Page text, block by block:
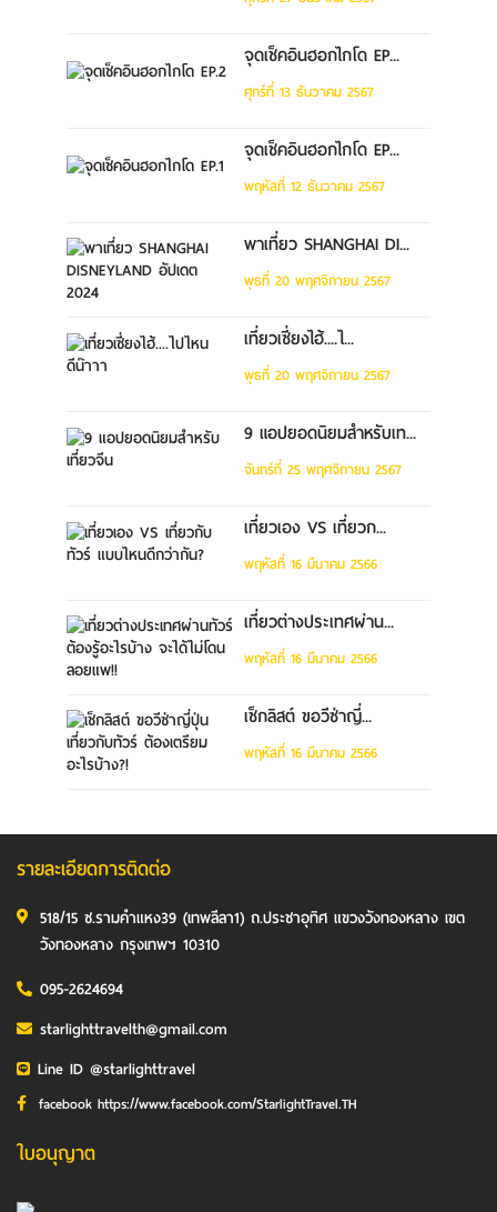
จุดเช็คอินฮอกไกโด EP...
ศุกร์ที่ 13 ธันวาคม 2567
จุดเช็คอินฮอกไกโด EP...
พฤหัสที่ 12 ธันวาคม 2567
พาเที่ยว SHANGHAI DI...
พุธที่ 20 พฤศจิกายน 2567
เที่ยวเซี่ยงไฮ้....ไ...
พุธที่ 20 พฤศจิกายน 2567
9 แอปยอดนิยมสำหรับเท...
จันทร์ที่ 25 พฤศจิกายน 2567
เที่ยวเอง VS เที่ยวก...
พฤหัสที่ 16 มีนาคม 2566
เที่ยวต่างประเทศผ่าน...
พฤหัสที่ 16 มีนาคม 2566
เช็กลิสต์ ขอวีซ่าญี่...
พฤหัสที่ 16 มีนาคม 2566
รายละเอียดการติดต่อ
518/15 ซ.รามคำแหง39 (เทพลีลา1) ถ.ประชาอุทิศ แขวงวังทองหลาง เขต
วังทองหลาง กรุงเทพฯ 10310
095-2624694
starlighttravelth@gmail.com
Line ID @starlighttravel
facebook https://www.facebook.com/StarlightTravel.TH
ใบอนุญาต